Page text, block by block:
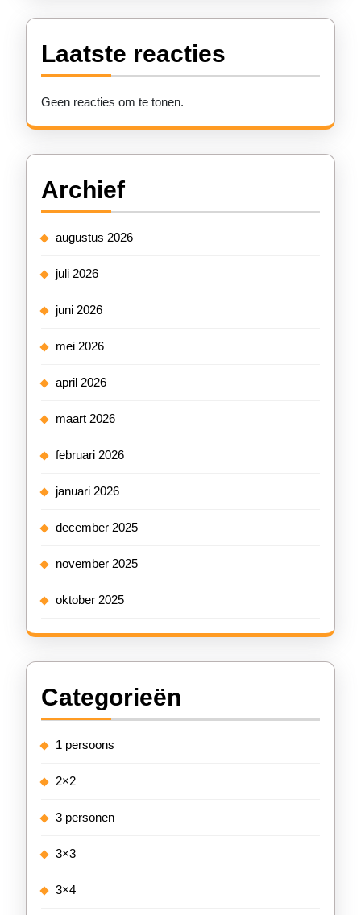
Laatste reacties
Geen reacties om te tonen.
Archief
augustus 2026
juli 2026
juni 2026
mei 2026
april 2026
maart 2026
februari 2026
januari 2026
december 2025
november 2025
oktober 2025
Categorieën
1 persoons
2×2
3 personen
3×3
3×4